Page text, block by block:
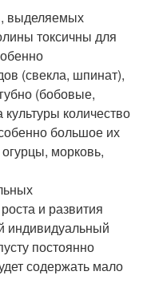
выделяемых
токсичны для
(свекла, шпинат),
(бобовые,
культуры количество
большое их
морковь,
и развития
индивидуальный
постоянно
содержать мало